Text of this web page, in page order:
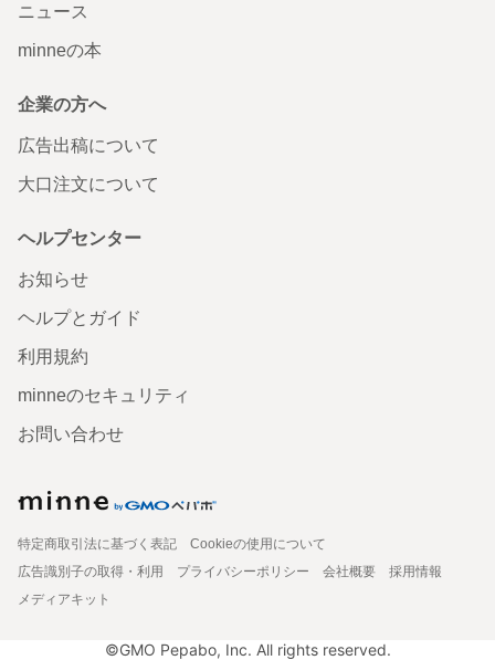
ニュース
minneの本
企業の方へ
広告出稿について
大口注文について
ヘルプセンター
お知らせ
ヘルプとガイド
利用規約
minneのセキュリティ
お問い合わせ
特定商取引法に基づく表記
Cookieの使用について
広告識別子の取得・利用
プライバシーポリシー 会社概要
採用情報
メディアキット
©GMO Pepabo, Inc. All rights reserved.